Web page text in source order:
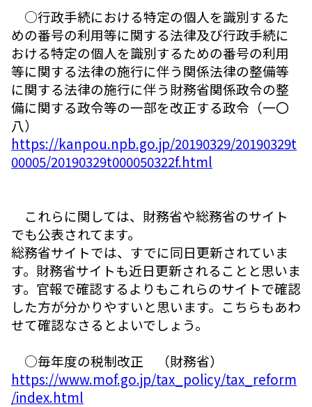
○行政手続における特定の個人を識別するた
めの番号の利用等に関する法律及び行政手続に
おける特定の個人を識別するための番号の利用
等に関する法律の施行に伴う関係法律の整備等
に関する法律の施行に伴う財務省関係政令の整
備に関する政令等の一部を改正する政令（一〇
八）
https://kanpou.npb.go.jp/20190329/20190329t
00005/20190329t000050322f.html
これらに関しては、財務省や総務省のサイト
でも公表されてます。
総務省サイトでは、すでに同日更新されていま
す。財務省サイトも近日更新されることと思いま
す。官報で確認するよりもこれらのサイトで確認
した方が分かりやすいと思います。こちらもあわ
せて確認なさるとよいでしょう。
○毎年度の税制改正 （財務省）
https://www.mof.go.jp/tax_policy/tax_reform
/index.html